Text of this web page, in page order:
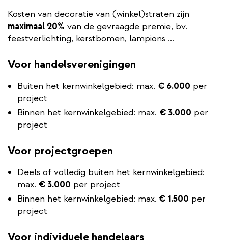
Kosten van decoratie van (winkel)straten zijn
maximaal 20% van de gevraagde premie, bv.
feestverlichting, kerstbomen, lampions ...
Voor handelsverenigingen
Buiten het kernwinkelgebied: max. € 6.000 per
project
Binnen het kernwinkelgebied: max. € 3.000 per
project
Voor projectgroepen
Deels of volledig buiten het kernwinkelgebied:
max. € 3.000 per project
Binnen het kernwinkelgebied: max. € 1.500 per
project
Voor individuele handelaars